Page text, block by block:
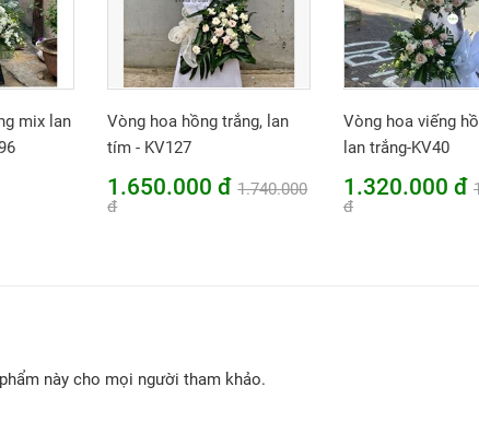
mix lan
Vòng hoa hồng trắng, lan
tím - KV127
1.650.000 đ 1.740.000
đ
Vòng hoa viếng
lan trắng-KV40
1.320.000 đ
đ
này cho mọi người tham khảo.